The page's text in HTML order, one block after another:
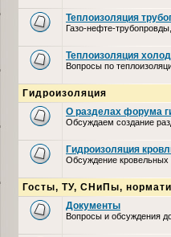
Теплоизоляция
Газо-нефте-
Теплоизоляция
Вопросы по
Гидроизоляция
О разделах форума
Обсуждаем создание
Гидроизоляция
Обсуждение кровельных
Госты, ТУ, СНиПы,
Документы
Вопросы и обсуждения